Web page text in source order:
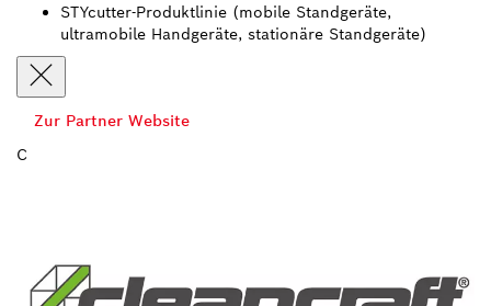
STYcutter-Produktlinie (mobile Standgeräte,
ultramobile Handgeräte, stationäre Standgeräte)
Zur Partner Website
C